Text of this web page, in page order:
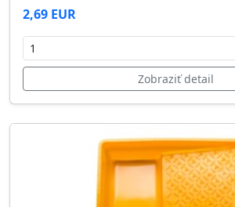
2,69 EUR
Zobraziť detail